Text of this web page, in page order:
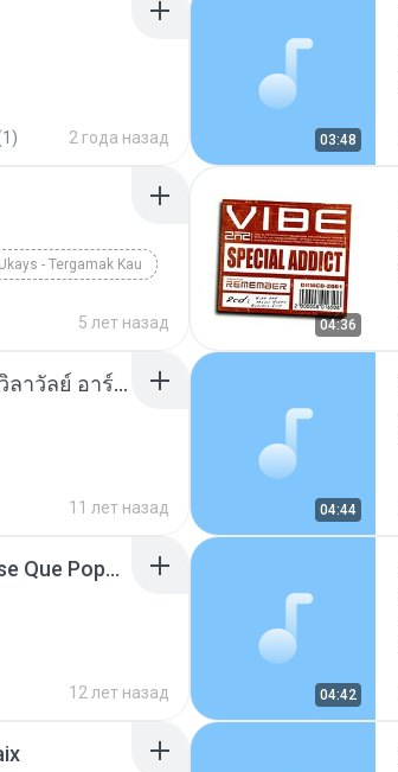
2 года назад 03:48
Ukays - Tergamak Kau
5 лет назад 04:36
โอเคป่ะ (Yes or No) Feat. นุช วิลาวัลย์ อาร์สยาม - Flame.mp3
11 лет назад 04:44
MC Boladinho - Que Popo esse Que Popo Gigante (DjWn) (áudio Oficial).mp3
12 лет назад 04:42